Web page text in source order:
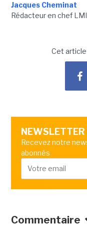
Jacques Cheminat
Rédacteur en chef LMI
Cet article
NEWSLETTER
Recevez notre
abonnés
Commentaire